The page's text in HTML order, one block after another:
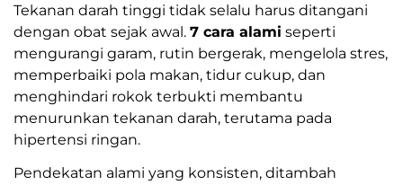
Tekanan darah tinggi tidak selalu harus ditangani
dengan obat sejak awal. 7 cara alami seperti
mengurangi garam, rutin bergerak, mengelola stres,
memperbaiki pola makan, tidur cukup, dan
menghindari rokok terbukti membantu
menurunkan tekanan darah, terutama pada
hipertensi ringan.
Pendekatan alami yang konsisten, ditambah